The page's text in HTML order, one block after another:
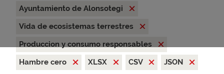
Ayuntamiento de Alonsotegi
Vida de ecosistemas terrestres
Produccion y consumo responsables
Hambre cero
XLSX CSV
JSON